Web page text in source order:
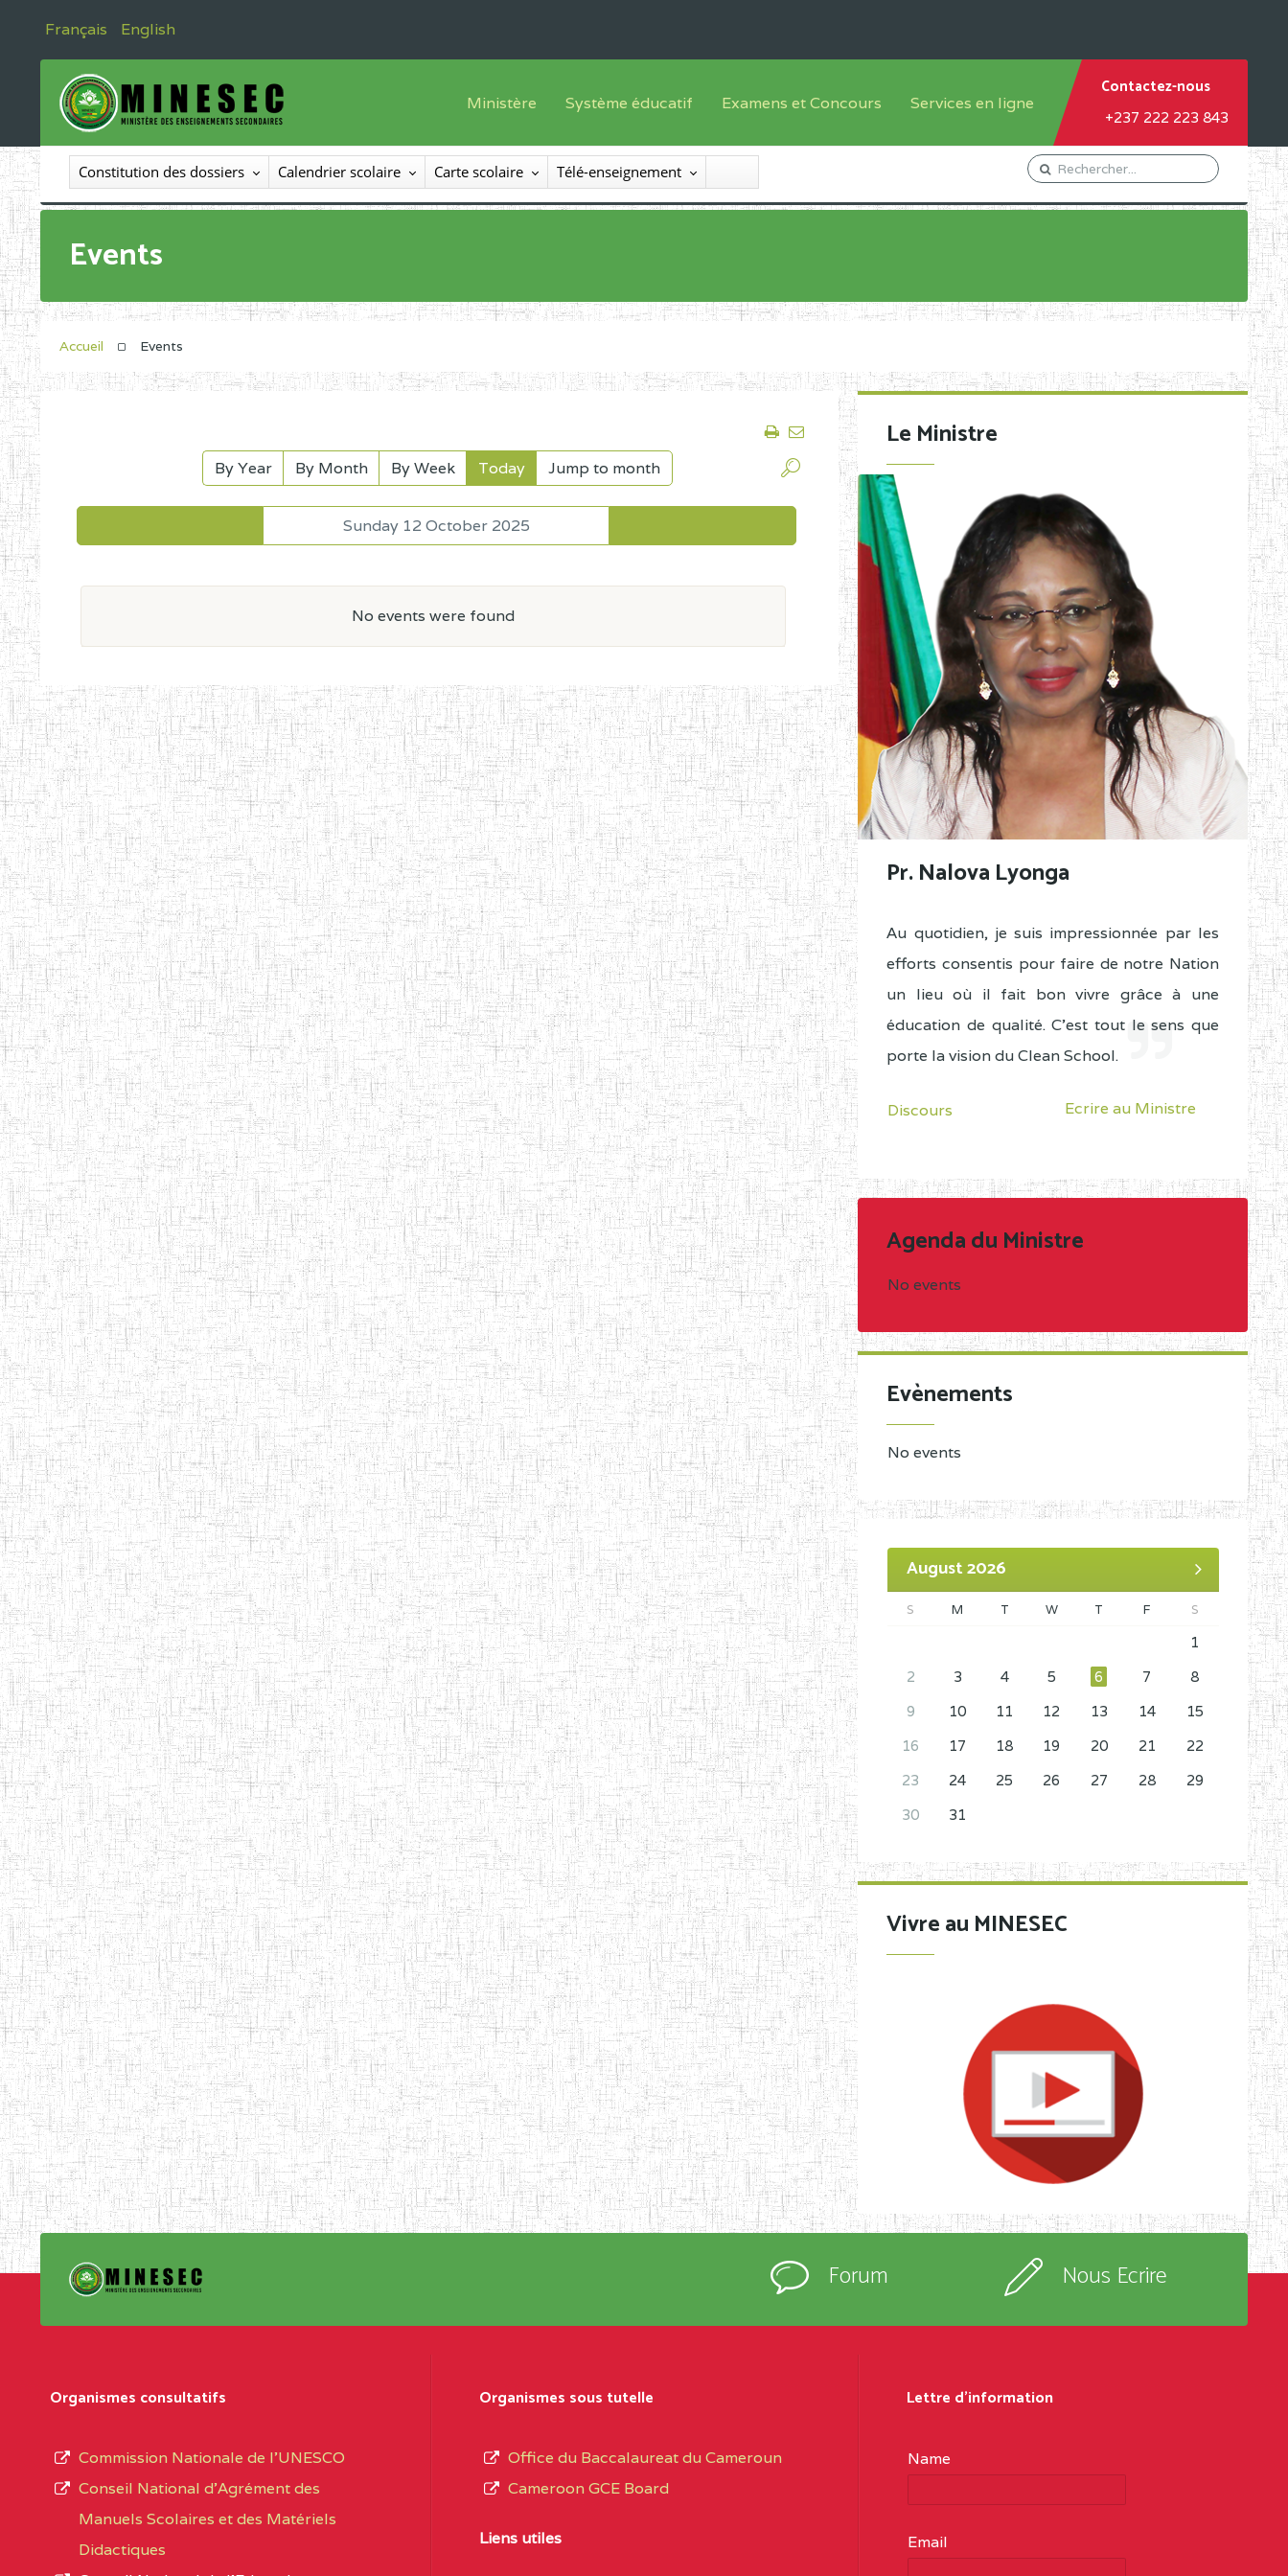
Français English
Ministère
Le Ministre
Le SEESEN
Organigramme
Système éducatif
Offre de formation
Sous système francophone
Progammes d'études
Examens et Concours
Inscriptions
Liste des candidats
Services en ligne
Orientation Conseil
Gestion du Personnel
Demande de subvention
Contactez-nous
+237 222 223 843
Constitution des dossiers Calendrier scolaire Carte scolaire Télé-enseignement
Events
Accueil Events
By Year By Month By Week Today Jump to month
Sunday 12 October 2025
No events were found
Le Ministre
Pr. Nalova Lyonga
Au quotidien, je suis impressionnée par les
efforts consentis pour faire de notre Nation
un lieu où il fait bon vivre grâce à une
éducation de qualité. C'est tout le sens que
porte la vision du Clean School.
Discours Ecrire au Ministre
Agenda du Ministre
No events
Evènements
No events
August 2026
S M T W T F S
1
2
3 4 5 6 7
8
9
10 11 12 13 14
15
16
17 18 19 20 21
22
23
24 25 26 27 28
29
30
31
Vivre au MINESEC
Forum Nous Ecrire
Organismes consultatifs
Commission Nationale de l’UNESCO
Conseil National d’Agrément des
Manuels Scolaires et des Matériels
Didactiques
Organismes sous tutelle
Office du Baccalaureat du Cameroun
Cameroon GCE Board
Liens utiles
Lettre d'information
Name
Email